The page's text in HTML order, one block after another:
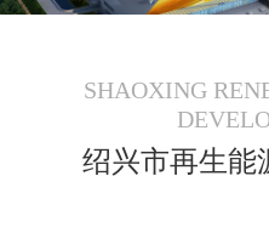
SHAOXING
绍兴市再生能